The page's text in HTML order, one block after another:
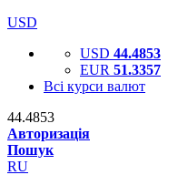
USD
USD 44.4853
EUR 51.3357
Всі курси валют
44.4853
Авторизація
Пошук
RU